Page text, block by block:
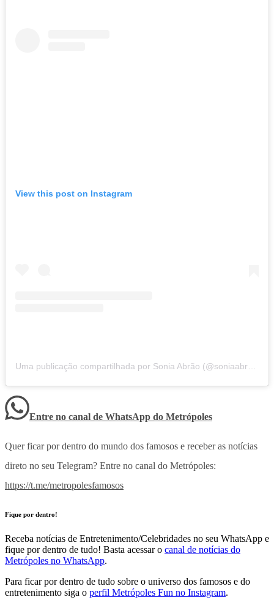
View this post on Instagram
Entre no canal de WhatsApp do Metrópoles
Quer ficar por dentro do mundo dos famosos e receber as notícias
direto no seu Telegram? Entre no canal do Metrópoles:
https://t.me/metropolesfamosos
Fique por dentro!
Receba notícias de Entretenimento/Celebridades no seu WhatsApp e
fique por dentro de tudo! Basta acessar o canal de notícias do
Metrópoles no WhatsApp.
Para ficar por dentro de tudo sobre o universo dos famosos e do
entretenimento siga o perfil Metrópoles Fun no Instagram.